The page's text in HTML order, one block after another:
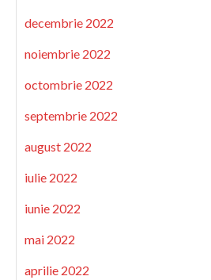
decembrie 2022
noiembrie 2022
octombrie 2022
septembrie 2022
august 2022
iulie 2022
iunie 2022
mai 2022
aprilie 2022